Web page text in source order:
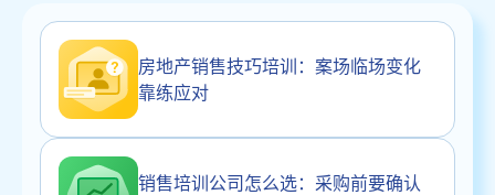
房地产销售技巧培训：案场临场变化
靠练应对
销售培训公司怎么选：采购前要确认